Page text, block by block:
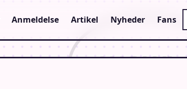
Anmeldelse Artikel Nyheder Fans